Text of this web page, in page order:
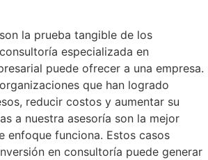
la prueba tangible de los
especializada en
puede ofrecer a una empresa.
que han logrado
reducir costos y aumentar su
a nuestra asesoría son la mejor
enfoque funciona. Estos casos
en consultoría puede generar